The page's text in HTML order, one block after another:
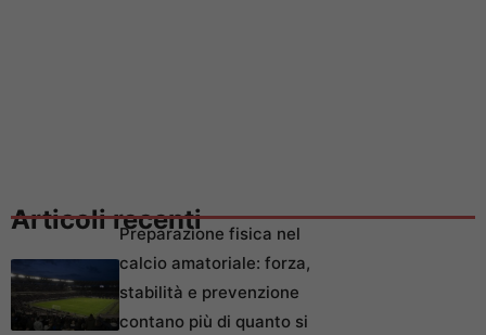
Articoli recentiPreparazione fisica nel
calcio amatoriale: forza,
stabilità e prevenzione
contano più di quanto si